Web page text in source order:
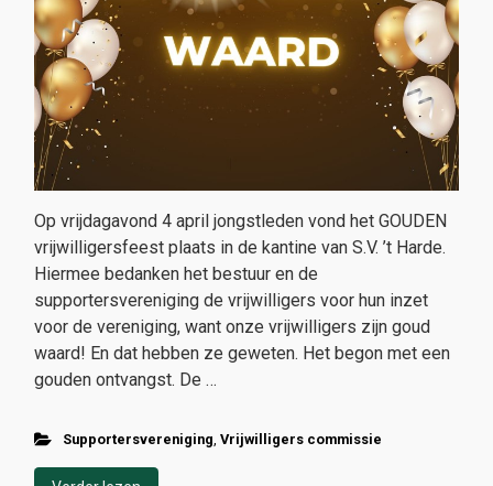
Op vrijdagavond 4 april jongstleden vond het GOUDEN
vrijwilligersfeest plaats in de kantine van S.V. ’t Harde.
Hiermee bedanken het bestuur en de
supportersvereniging de vrijwilligers voor hun inzet
voor de vereniging, want onze vrijwilligers zijn goud
waard! En dat hebben ze geweten. Het begon met een
gouden ontvangst. De …
Supportersvereniging Vrijwilligers commissie